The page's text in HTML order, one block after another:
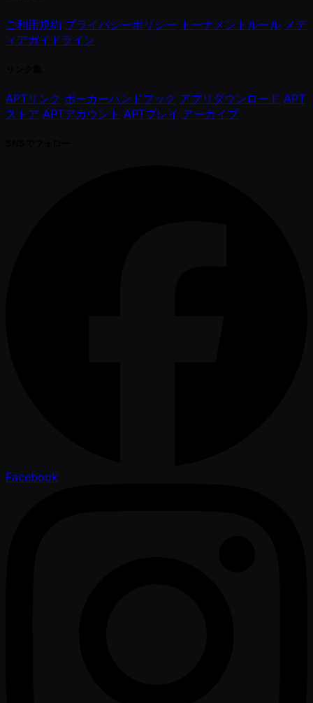
ご利用規約 プライバシーポリシー トーナメントルール メデ
ィアガイドライン
APTリンク ポーカーハンドブック アプリダウンロード APT
ストア APTアカウント APTプレイ アーカイブ
Facebook